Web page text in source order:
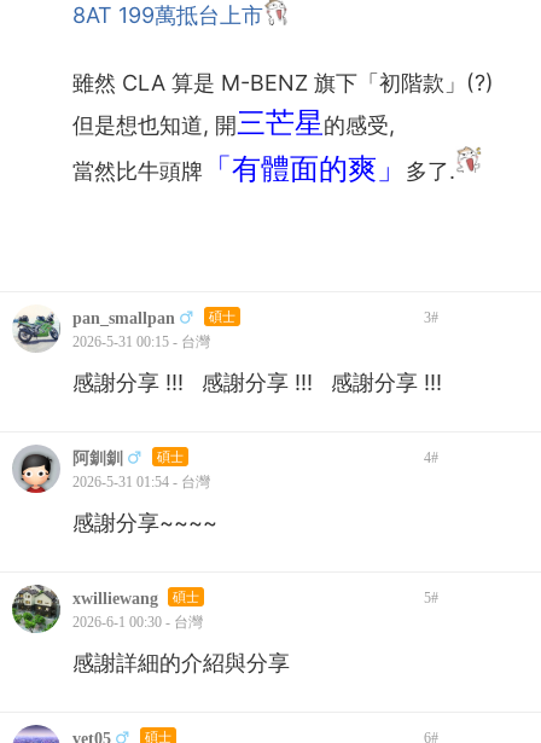
8AT 199萬抵台上市
雖然 CLA 算是 M-BENZ 旗下「初階款」(?)
但是想也知道, 開三芒星的感受,
當然比牛頭牌
「有體面的爽」 多了.
pan_smallpan 碩士 3#
2026-5-31 00:15 - 台灣
感謝分享 !!! 感謝分享 !!! 感謝分享 !!!
阿釧釧 碩士 4#
2026-5-31 01:54 - 台灣
感謝分享~~~~
xwilliewang 碩士 5#
2026-6-1 00:30 - 台灣
感謝詳細的介紹與分享
vet05 碩士 6#